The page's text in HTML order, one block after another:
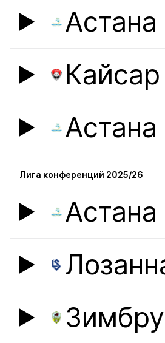
Сборные
2008/09
Казахстан
Казахстан
Достижения:
2009 -
2015 -
Астана
Кайсар
Астана
Лига конференций 2025/26
Астана
Зимбру